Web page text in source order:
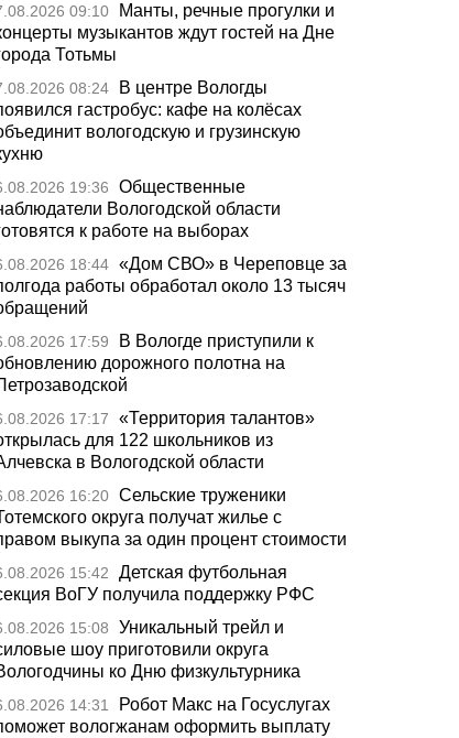
09:10
Манты, речные прогулки и
музыкантов ждут гостей на Дне
Тотьмы
08:24
В центре Вологды
гастробус: кафе на колёсах
вологодскую и грузинскую
19:36
Общественные
Вологодской области
к работе на выборах
18:44 «Дом СВО» в Череповце за
работы обработал около 13 тысяч
17:59
В Вологде приступили к
дорожного полотна на
17:17
«Территория талантов»
для 122 школьников из
в Вологодской области
16:20 Сельские труженики
округа получат жилье с
выкупа за один процент стоимости
15:42
Детская футбольная
ВоГУ получила поддержку РФС
15:08
Уникальный трейл и
шоу приготовили округа
ко Дню физкультурника
14:31
Робот Макс на Госуслугах
вологжанам оформить выплату